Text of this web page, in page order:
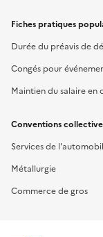
Fiches pratiques
Durée du préavis de
Congés pour
Maintien du salaire en
Conventions
Services de
Métallurgie
Commerce de gros